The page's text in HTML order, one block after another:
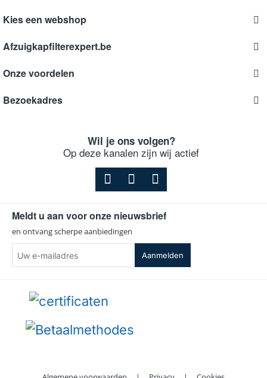
Kies een webshop
Afzuigkapfilterexpert.be
Onze voordelen
Bezoekadres
Wil je ons volgen?
Op deze kanalen zijn wij actief
Meldt u aan voor onze nieuwsbrief
en ontvang scherpe aanbiedingen
e-
mailadres
Aanmelden